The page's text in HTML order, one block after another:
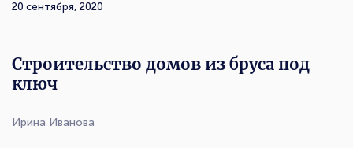
Ирина Иванова
20 сентября, 2020
Строительство домов из бруса под
ключ